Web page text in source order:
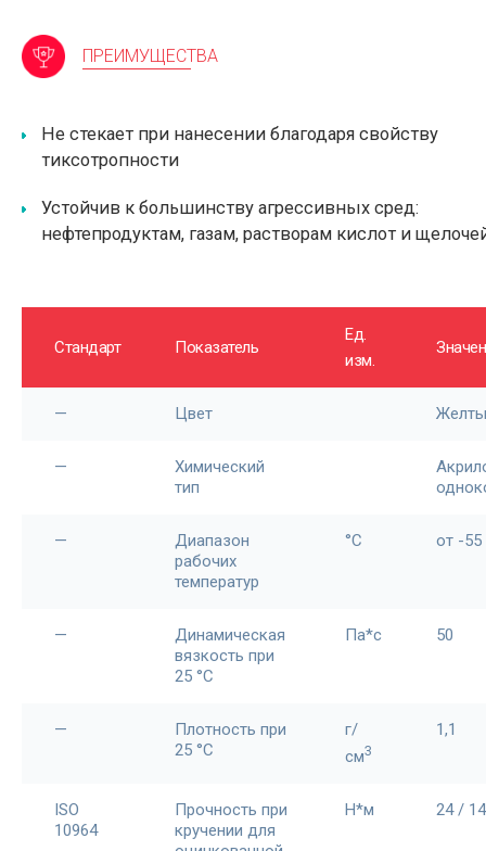
ПРЕИМУЩЕСТВА
Не стекает при нанесении благодаря свойству
тиксотропности
Устойчив к большинству агрессивных сред:
нефтепродуктам, газам, растворам кислот и
Стандарт Показатель
Ед.
изм.
— Цвет
—
Химический
тип
—
Диапазон
рабочих
температур
°С от -
—
Динамическая
вязкость при
25 °С
Па*с 50
—
Плотность при
25 °С
г/
см3
1,1
ISO
10964
Прочность при
кручении для
Н*м 24 / 14